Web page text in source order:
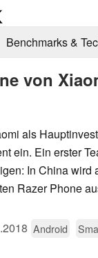
Benchmarks &
von
als
ein. Ein erster
In China wird
Razer Phone
Android